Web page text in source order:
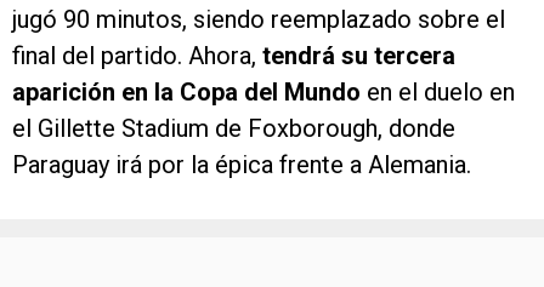
jugó 90 minutos, siendo reemplazado sobre el
final del partido. Ahora, tendrá su tercera
aparición en la Copa del Mundo en el duelo en
el Gillette Stadium de Foxborough, donde
Paraguay irá por la épica frente a Alemania.